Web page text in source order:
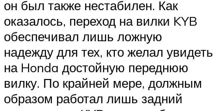
он был также нестабилен. Как
оказалось, переход на вилки KYB
обеспечивал лишь ложную
надежду для тех, кто желал увидеть
на Honda достойную переднюю
вилку. По крайней мере, должным
образом работал лишь задний